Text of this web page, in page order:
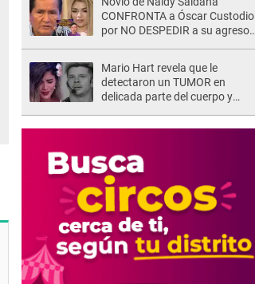
CONFRONTA a Óscar Custodio
por NO DESPEDIR a su agresor
Mario Hart revela que le
detectaron un TUMOR en
delicada parte del cuerpo y